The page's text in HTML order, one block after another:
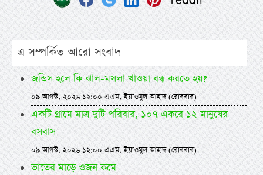
এ সম্পর্কিত আরো সংবাদ
জন্ডিস হলে কি ঝাল-মসলা খাওয়া বন্ধ করতে হয়?
০৯ আগস্ট, ২০২৬ ১২:০০ এএম, ইয়াওমুল আহাদ (রোববার)
একটি গ্রামে মাত্র দুটি পরিবার, ১০৭ একরে ১২ মানুষের
বসবাস
০৯ আগস্ট, ২০২৬ ১২:০০ এএম, ইয়াওমুল আহাদ (রোববার)
ভাতের মাড়ে ওজন কমে